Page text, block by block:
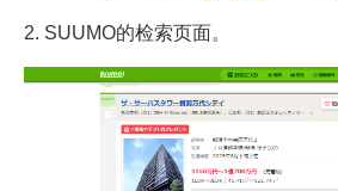
2. SUUMO的检索页面。